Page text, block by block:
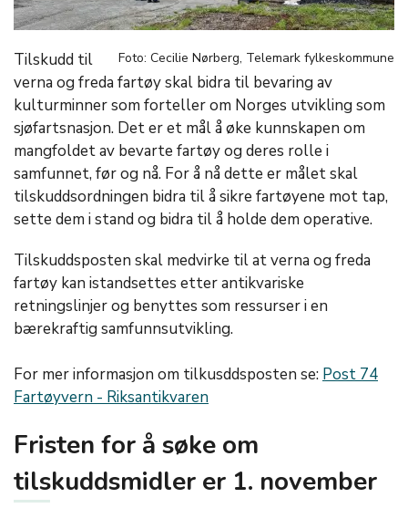
Foto: Cecilie Nørberg, Telemark fylkeskommune
Tilskudd til
verna og freda fartøy skal bidra til bevaring av
kulturminner som forteller om Norges utvikling som
sjøfartsnasjon. Det er et mål å øke kunnskapen om
mangfoldet av bevarte fartøy og deres rolle i
samfunnet, før og nå. For å nå dette er målet skal
tilskuddsordningen bidra til å sikre fartøyene mot tap,
sette dem i stand og bidra til å holde dem operative.
Tilskuddsposten skal medvirke til at verna og freda
fartøy kan istandsettes etter antikvariske
retningslinjer og benyttes som ressurser i en
bærekraftig samfunnsutvikling.
For mer informasjon om tilkusddsposten se: Post 74
Fartøyvern - Riksantikvaren
Fristen for å søke om
tilskuddsmidler er 1. november